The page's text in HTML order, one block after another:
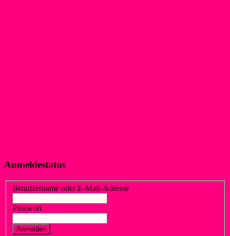
Anmeldestatus
Benutzername oder E-Mail-Adresse
Passwort